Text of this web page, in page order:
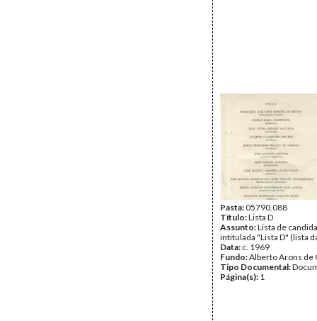
Pasta:05790.088
Título:Lista D
Assunto:Lista de
intitulada "Lista D" (lista
Data: c. 1969
Fundo:Alberto Arons de
Tipo Documental:
Página(s): 1